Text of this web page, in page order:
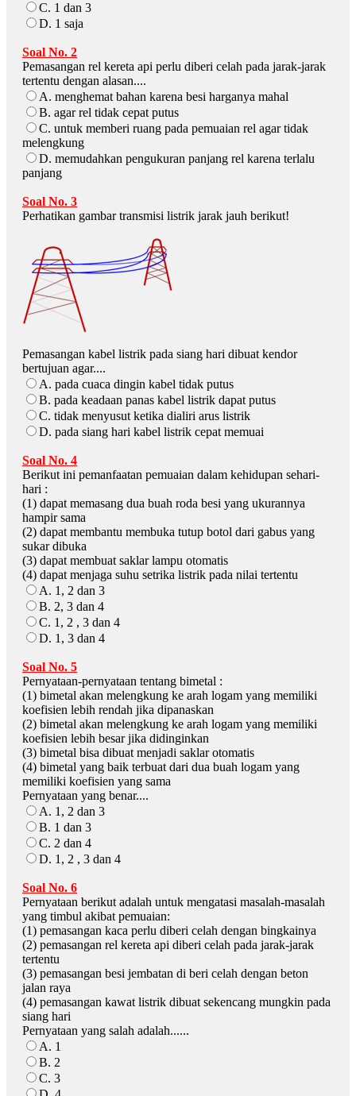
C. 1 dan 3
D. 1 saja
Soal No. 2
Pemasangan rel kereta api perlu diberi celah pada jarak-jarak
tertentu dengan alasan....
A. menghemat bahan karena besi harganya mahal
B. agar rel tidak cepat putus
C. untuk memberi ruang pada pemuaian rel agar tidak
melengkung
D. memudahkan pengukuran panjang rel karena terlalu
panjang
Soal No. 3
Perhatikan gambar transmisi listrik jarak jauh berikut!
Pemasangan kabel listrik pada siang hari dibuat kendor
bertujuan agar....
A. pada cuaca dingin kabel tidak putus
B. pada keadaan panas kabel listrik dapat putus
C. tidak menyusut ketika dialiri arus listrik
D. pada siang hari kabel listrik cepat memuai
Soal No. 4
Berikut ini pemanfaatan pemuaian dalam kehidupan sehari-
hari :
(1) dapat memasang dua buah roda besi yang ukurannya
hampir sama
(2) dapat membantu membuka tutup botol dari gabus yang
sukar dibuka
(3) dapat membuat saklar lampu otomatis
(4) dapat menjaga suhu setrika listrik pada nilai tertentu
A. 1, 2 dan 3
B. 2, 3 dan 4
C. 1, 2 , 3 dan 4
D. 1, 3 dan 4
Soal No. 5
Pernyataan-pernyataan tentang bimetal :
(1) bimetal akan melengkung ke arah logam yang memiliki
koefisien lebih rendah jika dipanaskan
(2) bimetal akan melengkung ke arah logam yang memiliki
koefisien lebih besar jika didinginkan
(3) bimetal bisa dibuat menjadi saklar otomatis
(4) bimetal yang baik terbuat dari dua buah logam yang
memiliki koefisien yang sama
Pernyataan yang benar....
A. 1, 2 dan 3
B. 1 dan 3
C. 2 dan 4
D. 1, 2 , 3 dan 4
Soal No. 6
Pernyataan berikut adalah untuk mengatasi masalah-masalah
yang timbul akibat pemuaian:
(1) pemasangan kaca perlu diberi celah dengan bingkainya
(2) pemasangan rel kereta api diberi celah pada jarak-jarak
tertentu
(3) pemasangan besi jembatan di beri celah dengan beton
jalan raya
(4) pemasangan kawat listrik dibuat sekencang mungkin pada
siang hari
Pernyataan yang salah adalah......
A. 1
B. 2
C. 3